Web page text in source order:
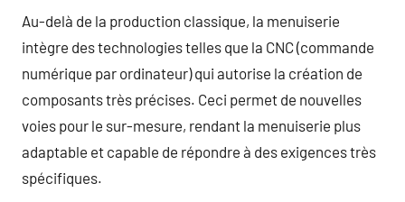
Au-delà de la production classique, la menuiserie
intègre des technologies telles que la CNC (commande
numérique par ordinateur) qui autorise la création de
composants très précises. Ceci permet de nouvelles
voies pour le sur-mesure, rendant la menuiserie plus
adaptable et capable de répondre à des exigences très
spécifiques.